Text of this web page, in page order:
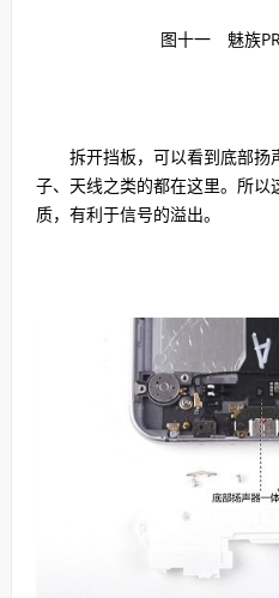
图十一魅族
拆开挡板，可以看到底部扬
子、天线之类的都在这里。所
质，有利于信号的溢出。